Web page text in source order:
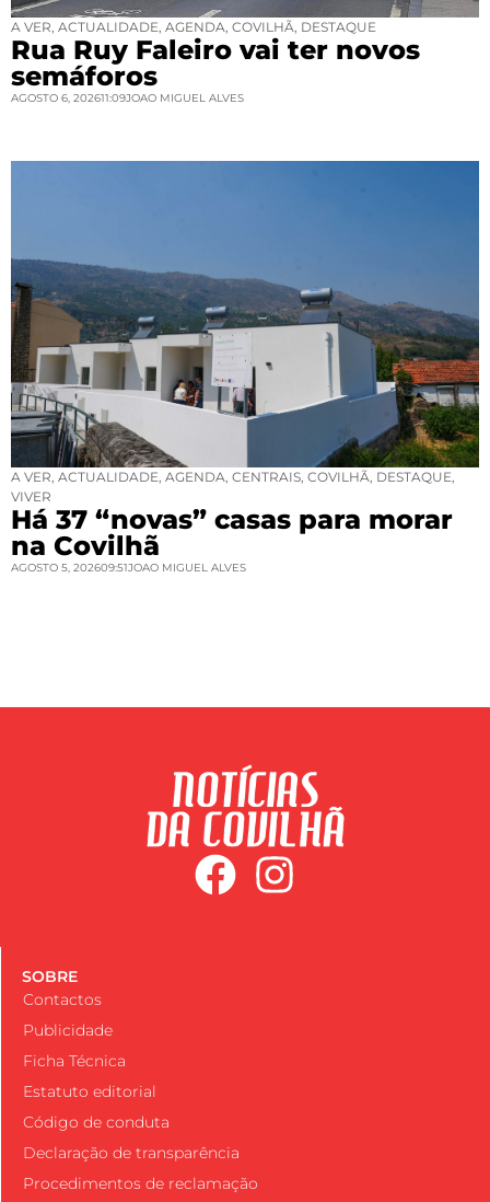
A VER ACTUALIDADE AGENDA COVILHÃ DESTAQUE
Rua Ruy Faleiro vai ter novos
semáforos
AGOSTO 6, 202611:09JOAO MIGUEL ALVES
A VER ACTUALIDADE AGENDA CENTRAIS COVILHÃ DESTAQUE
VIVER
Há 37 “novas” casas para morar
na Covilhã
AGOSTO 5, 202609:51JOAO MIGUEL ALVES
SOBRE
Contactos
Publicidade
Ficha Técnica
Estatuto editorial
Código de conduta
Declaração de transparência
Procedimentos de reclamação